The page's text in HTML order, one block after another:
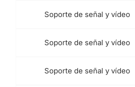
Soporte de señal y vídeo
Soporte de señal y vídeo
Soporte de señal y vídeo